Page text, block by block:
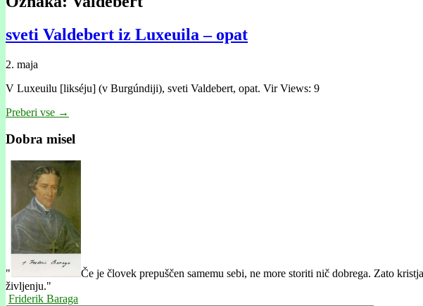
sveti Valdebert iz Luxeuila – opat
2. maja
V Luxeuilu [likséju] (v Burgúndiji), sveti Valdebert, opat. Vir Views: 9
Preberi vse →
Dobra misel
"
Če je človek prepuščen samemu sebi, ne more storiti nič dobrega. Zato
življenju."
Friderik Baraga